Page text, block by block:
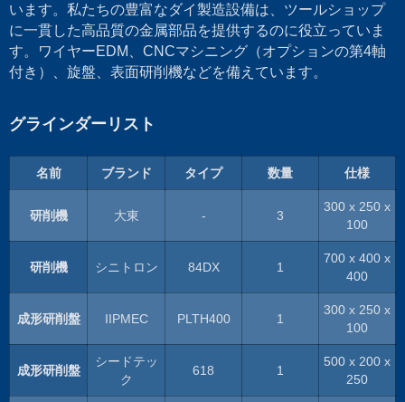
います。私たちの豊富なダイ製造設備は、ツールショップ
に一貫した高品質の金属部品を提供するのに役立っていま
す。ワイヤーEDM、CNCマシニング（オプションの第4軸
付き）、旋盤、表面研削機などを備えています。
グラインダーリスト
名前 ブランド タイプ 数量 仕様
研削機 大東 - 3
300 x 250 x
100
研削機 シニトロン 84DX 1
700 x 400 x
400
成形研削盤 IIPMEC PLTH400 1
300 x 250 x
100
成形研削盤
シードテッ
ク
618 1
500 x 200 x
250